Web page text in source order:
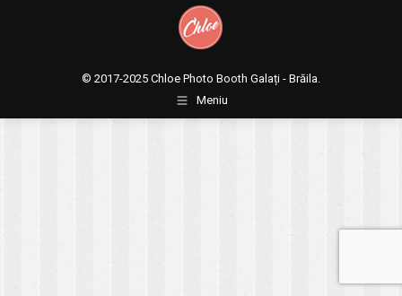
© 2017-2025 Chloe Photo Booth Galați - Brăila.
Meniu